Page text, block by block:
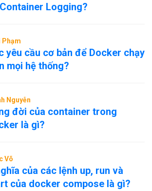
Logging?
Phạm
yêu cầu cơ bản để Docker chạy
mọi hệ thống?
Nguyễn
đời của container trong
là gì?
Võ
của các lệnh up, run và
của docker compose là gì?